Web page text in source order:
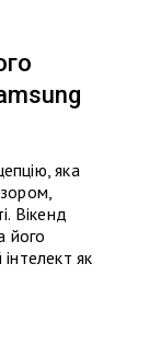
яка
Вікенд
його
як